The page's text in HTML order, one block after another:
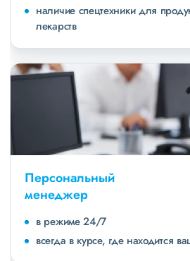
наличие спецтехники для
лекарств
Персональный
менеджер
в режиме 24/7
всегда в курсе, где находится